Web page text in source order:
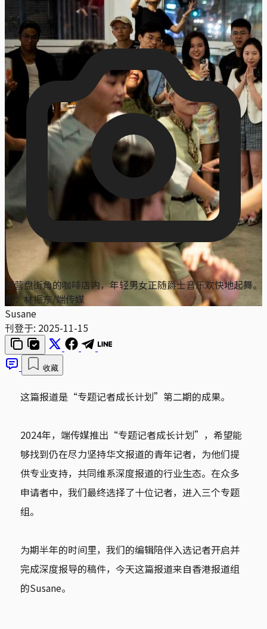
西营盘街角的咖啡店内，年轻男女正随爵士音乐欢快地起舞。
摄：林振东/端传媒
Susane
刊登于: 2025-11-15
收藏
这篇报道是“专题记者成长计划”第二期的成果。
2024年，端传媒推出“专题记者成长计划”，希望能
够找到仍在尽力坚持华文报道的青年记者，为他们提
供专业支持，共同维系深度报道的行业生态。在众多
申请者中，我们最终选择了十位记者，进入三个专题
组。
为期半年的时间里，我们的编辑陪伴入选记者开启并
完成深度报导的稿件，今天这篇报道来自香港报道组
的Susane。